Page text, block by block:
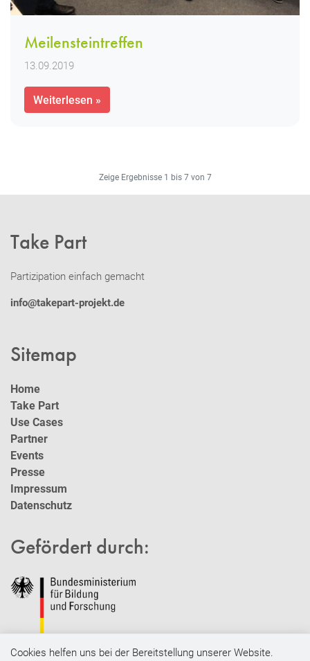
Meilensteintreffen
13.09.2019
Weiterlesen »
Zeige Ergebnisse 1 bis 7 von 7
Take Part
Partizipation einfach gemacht
info@takepart-projekt.de
Sitemap
Home
Take Part
Use Cases
Partner
Events
Presse
Impressum
Datenschutz
Gefördert durch:
Cookies helfen uns bei der Bereitstellung unserer Website.